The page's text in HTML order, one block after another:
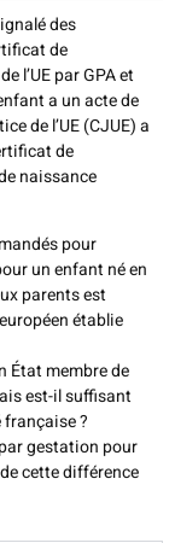
des
de
l’UE par GPA et
a un acte de
de l’UE (CJUE) a
de
naissance
pour
un enfant né en
parents est
établie
État membre de
est-il suffisant
?
gestation pour
cette différence